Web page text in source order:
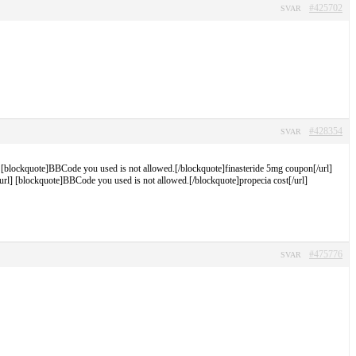
#425702
SVAR
#428354
SVAR
you used is not allowed.[/blockquote]finasteride 5mg coupon[/url]
[blockquote]BBCode you used is not allowed.[/blockquote]propecia cost[/url]
#475776
SVAR